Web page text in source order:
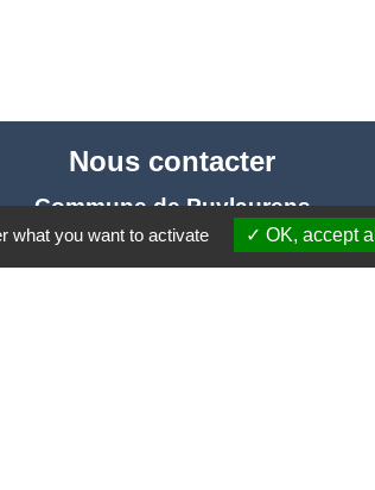
Nous contacter
Commune de Puylaurens
1 rue de la Mairie
81700 Puylaurens - FRANCE
what you want to activate OK, accept all